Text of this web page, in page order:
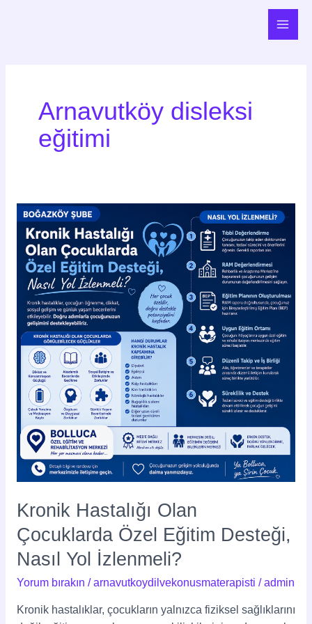
Main
Arnavutköy disleksi
eğitimi
Kronik Hastalığı Olan
Çocuklarda Özel Eğitim Desteği,
Nasıl Yol İzlenmeli?
Yorum bırakın /arnavutkoydilvekonusmaterapisti /admin
Kronik hastalıklar, çocukların yalnızca fiziksel sağlıklarını
Kronik
Hastalığı
Olan
Çocuklarda
Özel
Eğitim
Desteği,
Nasıl
Yol
İzlenmeli?